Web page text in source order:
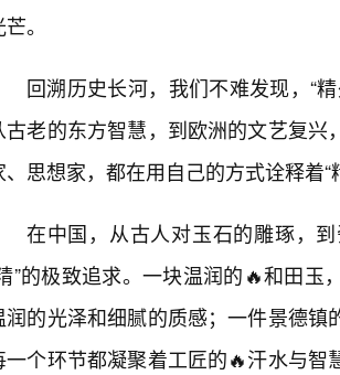
。
回溯历史长河，我们不难发现，“
古老的东方智慧，到欧洲的文艺复
、思想家，都在用自己的方式诠释着“
在中国，从古人对玉石的雕琢，
”的极致追求。一块温润的🔥和田
润的光泽和细腻的质感；一件景德
一个环节都凝聚着工匠的🔥汗水与